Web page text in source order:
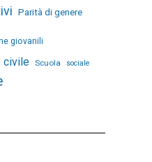
Parità di genere
giovanili
civile Scuola sociale